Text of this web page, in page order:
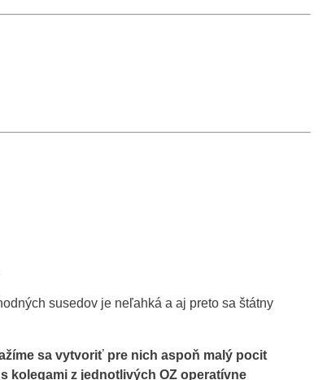
susedov je neľahká a aj preto sa štátny
sa vytvoriť pre nich aspoň malý pocit
kolegami z jednotlivých OZ operatívne